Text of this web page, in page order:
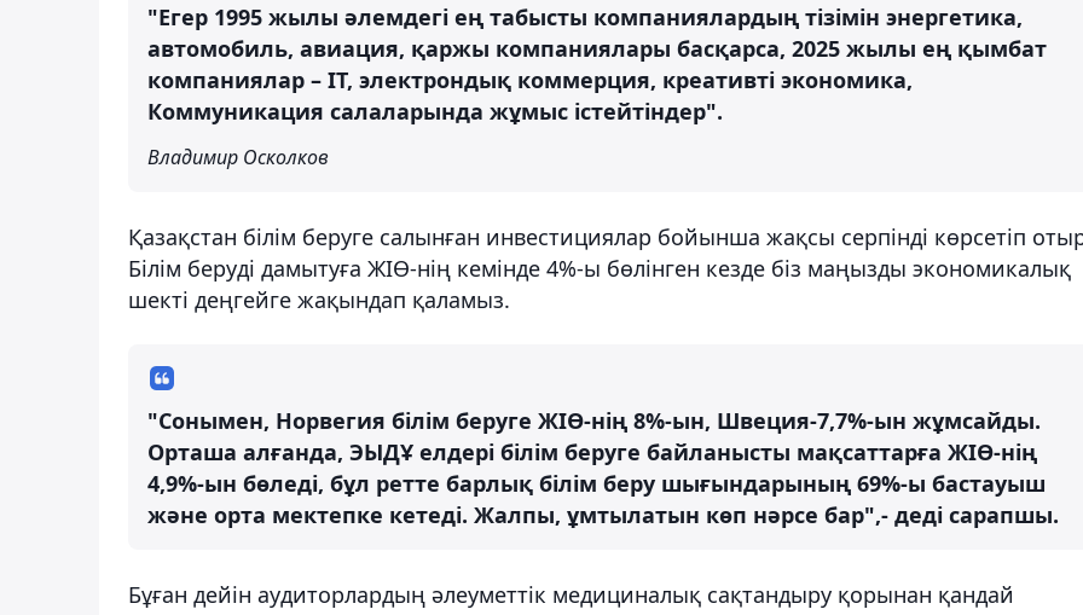
"Егер 1995 жылы әлемдегі ең табысты компаниялардың тізімін энергетика,
автомобиль, авиация, қаржы компаниялары басқарса, 2025 жылы ең қымбат
компаниялар – IT, электрондық коммерция, креативті экономика,
Коммуникация салаларында жұмыс істейтіндер".
Владимир Осколков
Қазақстан білім беруге салынған инвестициялар бойынша жақсы серпінді көрсетіп
Білім беруді дамытуға ЖІӨ-нің кемінде 4%-ы бөлінген кезде біз маңызды экономикалық
шекті деңгейге жақындап қаламыз.
"Сонымен, Норвегия білім беруге ЖІӨ-нің 8%-ын, Швеция-7,7%-ын жұмсайды.
Орташа алғанда, ЭЫДҰ елдері білім беруге байланысты мақсаттарға ЖІӨ-нің
4,9%-ын бөледі, бұл ретте барлық білім беру шығындарының 69%-ы бастауыш
және орта мектепке кетеді. Жалпы, ұмтылатын көп нәрсе бар",- деді сарапшы.
Бұған дейін аудиторлардың әлеуметтік медициналық сақтандыру қорынан қандай